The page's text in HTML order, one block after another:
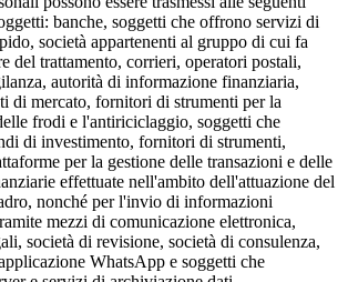
banche, soggetti che offrono servizi di
società appartenenti al gruppo di cui fa
del trattamento, corrieri, operatori postali,
autorità di informazione finanziaria,
di mercato, fornitori di strumenti per la
frodi e l'antiriciclaggio, soggetti che
di investimento, fornitori di strumenti,
per la gestione delle transazioni e delle
effettuate nell'ambito dell'attuazione del
nonché per l'invio di informazioni
mezzi di comunicazione elettronica,
società di revisione, società di consulenza,
WhatsApp e soggetti che